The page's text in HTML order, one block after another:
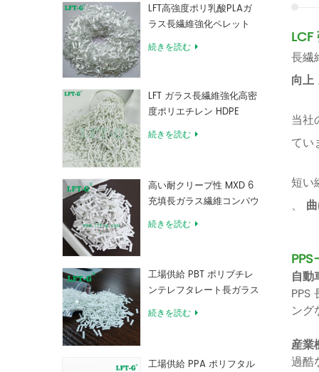
LFT高強度ポリ乳酸PLAガ
ラス長繊維強化ペレット
続きを読む
LFT ガラス長繊維強化高密
度ポリエチレン HDPE
続きを読む
高い耐クリープ性 MXD 6
充填長ガラス繊維コンパウ
ンド
続きを読む
工場供給 PBT ポリブチレ
ンテレフタレート長ガラス
繊維強化コンパウンド
続きを読む
工場供給 PPA ポリフタル
長繊
向上
当社
てい
短い
、
自動
PPS
ング
産業
過酷